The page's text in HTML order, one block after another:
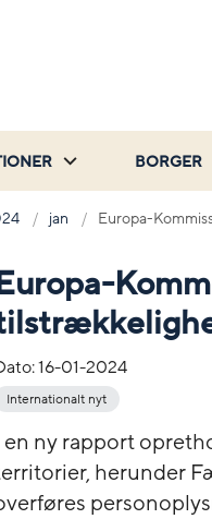
BORGER
jan Europa-
16-01-2024
Internationalt nyt
en ny rapport
herunder